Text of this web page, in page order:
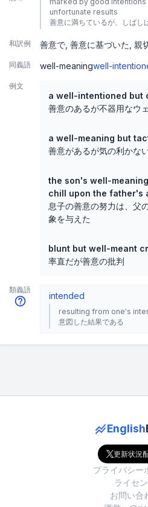
unfortunate results
善意に満ちているが、しばし
和訳例 善意で 善意に基づいた 親
同義語 well-meaningwell-
例文
a well-intentioned but
善意のあるが不器用なウ
a well-meaning but
善意があるが気の利かな
the son's well-
chill upon the father's
息子の善意の努力は、父
象を与えた
blunt but well-meant
率直だが善意の批判
類義語
intended
resulting from one's
意図した結果である
English
更新状況
プライバシー
ライセ
お問い合